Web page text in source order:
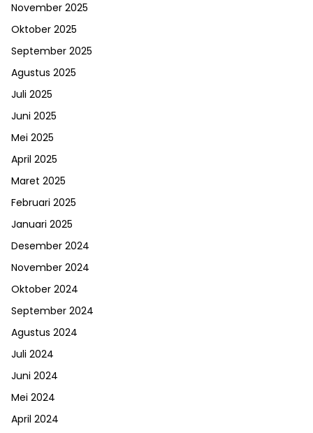
November 2025
Oktober 2025
September 2025
Agustus 2025
Juli 2025
Juni 2025
Mei 2025
April 2025
Maret 2025
Februari 2025
Januari 2025
Desember 2024
November 2024
Oktober 2024
September 2024
Agustus 2024
Juli 2024
Juni 2024
Mei 2024
April 2024